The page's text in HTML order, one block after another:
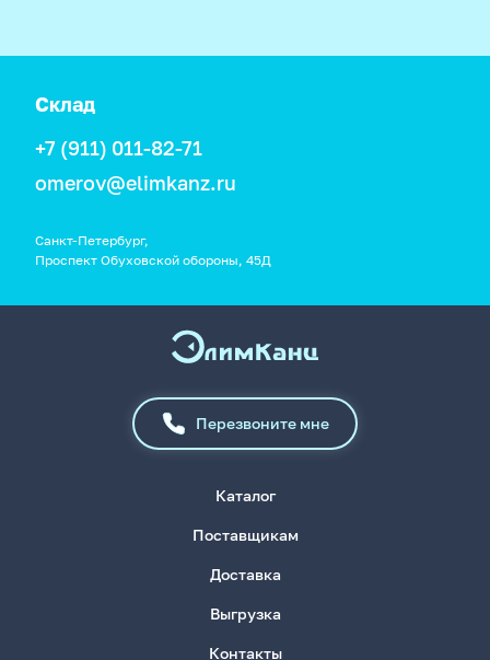
Склад
+7 (911) 011-82-71
omerov@elimkanz.ru
Санкт-Петербург,
Проспект Обуховской обороны, 45Д
Перезвоните мне
Каталог
Поставщикам
Доставка
Выгрузка
Контакты